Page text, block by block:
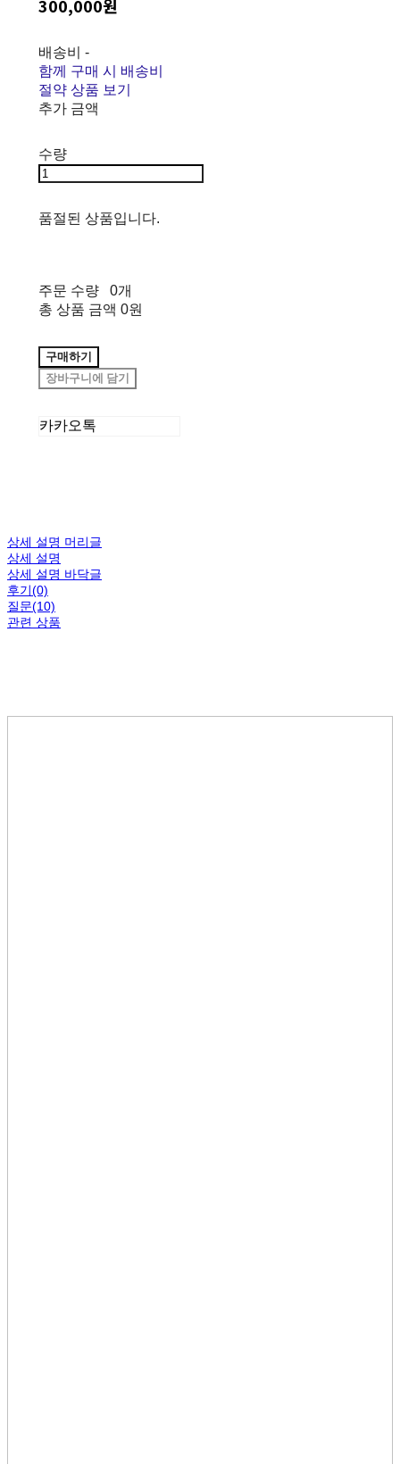
300,000원
배송비 -
함께 구매 시 배송비
절약 상품 보기
추가 금액
수량
품절된 상품입니다.
주문 수량
0개
총 상품 금액 0원
구매하기
장바구니에 담기
카카오톡
상세 설명 머리글
상세 설명
상세 설명 바닥글
후기(0)
질문(10)
관련 상품